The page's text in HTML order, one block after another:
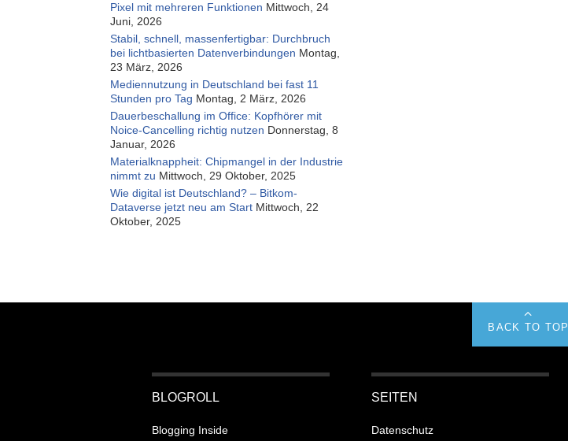
Pixel mit mehreren Funktionen Mittwoch, 24
Juni, 2026
Stabil, schnell, massenfertigbar: Durchbruch
bei lichtbasierten Datenverbindungen Montag,
23 März, 2026
Mediennutzung in Deutschland bei fast 11
Stunden pro Tag Montag, 2 März, 2026
Dauerbeschallung im Office: Kopfhörer mit
Noice-Cancelling richtig nutzen Donnerstag, 8
Januar, 2026
Materialknappheit: Chipmangel in der Industrie
nimmt zu Mittwoch, 29 Oktober, 2025
Wie digital ist Deutschland? – Bitkom-
Dataverse jetzt neu am Start Mittwoch, 22
Oktober, 2025
BACK TO TOP
BLOGROLL
Blogging Inside
SEITEN
Datenschutz